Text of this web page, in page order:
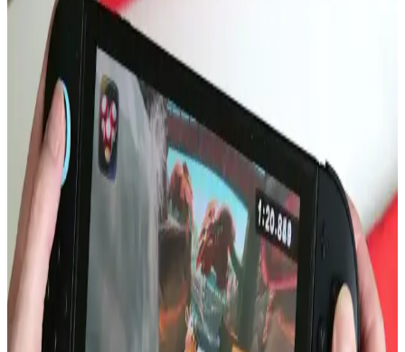
16 Gün Kar Altında Kalan iPhone'un Dayanıklılığı
ve Soğukta Elektronik Performansı
Saskatchewan'da 16 gün kar altında kalan iPhone, karın izolasyon
etkisi sayesinde çalışmaya devam etti. Soğuk hava batarya
performansını yavaşlatırken, kar cihazı korudu ve uzun süre konum
güncellemesi sağladı.
Apple'ın Katlanabilir iPhone'u: Batarya Ömrü,
Ekran Dayanıklılığı ve Kullanıcı Beklentileri
Apple'ın katlanabilir iPhone modeli, batarya ömründe %100 artış
iddiası ve ekran dayanıklılığı endişeleriyle teknoloji dünyasında
dikkat çekiyor. Kullanıcılar uygulama uyumluluğu ve fiyat
konularını da yakından takip ediyor.
Intel ve LG Display'in Dizüstü Bilgisayar Batarya
Ömründe Apple Silicon ile Rekabeti